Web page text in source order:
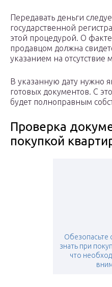
Передавать деньги
государственной
этой процедурой. О
продавцом должна
указанием на
В указанную дату нужно
готовых документов. С
будет полноправным
Проверка
покупкой
Обезопасьте
знать при
что